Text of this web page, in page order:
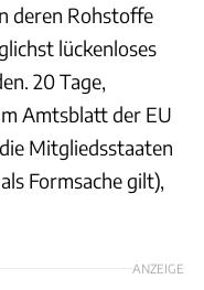
deren Rohstoffe
lückenloses
20 Tage,
Amtsblatt der EU
Mitgliedsstaaten
Formsache gilt),
ANZEIGE